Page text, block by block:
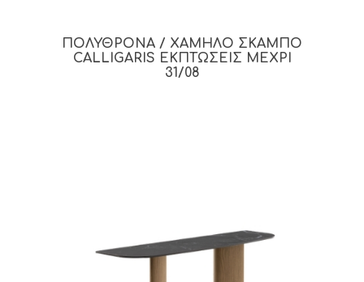
ΠΟΛΥΘΡΟΝΑ / ΧΑΜΗΛΟ ΣΚΑΜΠΟ
CALLIGARIS ΕΚΠΤΩΣΕΙΣ ΜΕΧΡΙ
31/08